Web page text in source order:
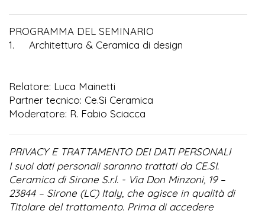
PROGRAMMA DEL SEMINARIO
1. Architettura & Ceramica di design
Relatore: Luca Mainetti
Partner tecnico: Ce.Si Ceramica
Moderatore: R. Fabio Sciacca
PRIVACY E TRATTAMENTO DEI DATI PERSONALI
I suoi dati personali saranno trattati da CE.SI.
Ceramica di Sirone S.r.l. - Via Don Minzoni, 19 –
23844 – Sirone (LC) Italy, che agisce in qualità di
Titolare del trattamento. Prima di accedere